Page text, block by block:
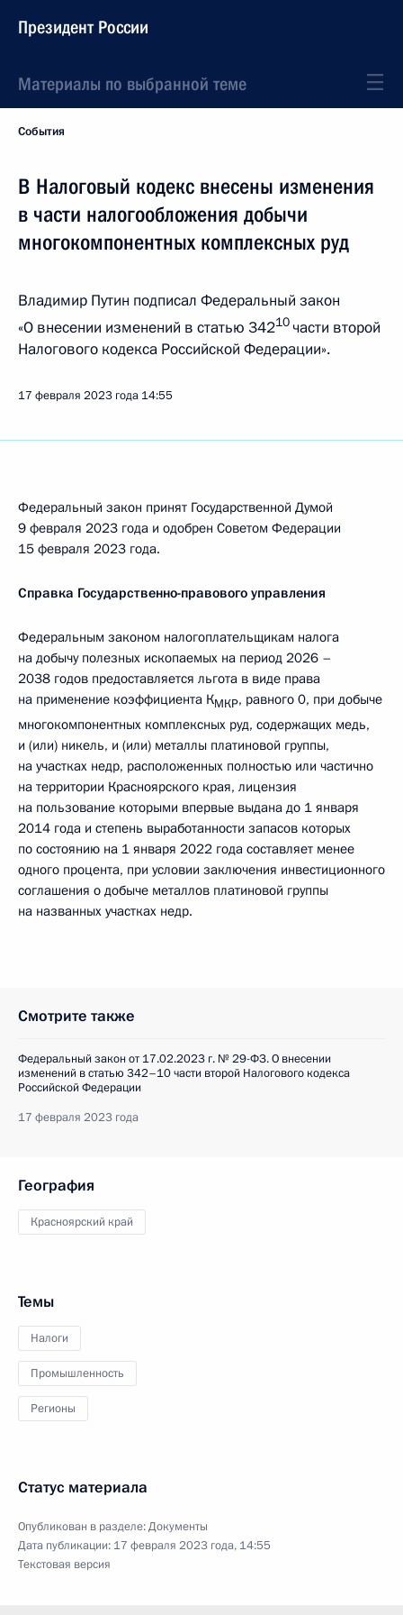
Президент России
Материалы по выбранной теме
События
В Налоговый кодекс внесены изменения
в части налогообложения добычи
многокомпонентных комплексных руд
Владимир Путин подписал Федеральный закон
«О внесении изменений в статью 34210 части второй
Налогового кодекса Российской Федерации».
17 февраля 2023 года 14:55
Федеральный закон принят Государственной Думой
9 февраля 2023 года и одобрен Советом Федерации
15 февраля 2023 года.
Справка Государственно-правового управления
Федеральным законом налогоплательщикам налога
на добычу полезных ископаемых на период 2026 –
2038 годов предоставляется льгота в виде права
на применение коэффициента КМКР, равного 0, при добыче
многокомпонентных комплексных руд, содержащих медь,
и (или) никель, и (или) металлы платиновой группы,
на участках недр, расположенных полностью или частично
на территории Красноярского края, лицензия
на пользование которыми впервые выдана до 1 января
2014 года и степень выработанности запасов которых
по состоянию на 1 января 2022 года составляет менее
одного процента, при условии заключения инвестиционного
соглашения о добыче металлов платиновой группы
на названных участках недр.
Смотрите также
Федеральный закон от 17.02.2023 г. № 29-ФЗ. О внесении
изменений в статью 342–10 части второй Налогового кодекса
Российской Федерации
17 февраля 2023 года
География
Красноярский край
Темы
Налоги
Промышленность
Регионы
Статус материала
Опубликован в разделе:Документы
Дата публикации: 17 февраля 2023 года, 14:55
Текстовая версия